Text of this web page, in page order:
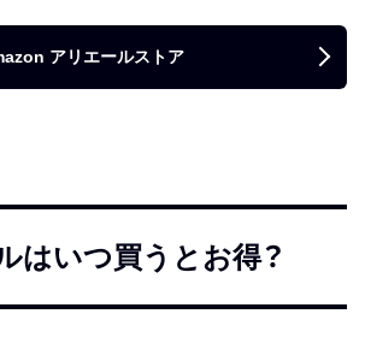
アリエールストア
はいつ買うとお得？